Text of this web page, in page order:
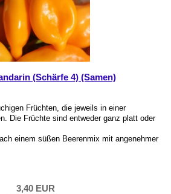
(Schärfe 4) (Samen)
Früchten, die jeweils in einer
Die Früchte sind entweder ganz platt oder
einem süßen Beerenmix mit angenehmer
3,40 EUR